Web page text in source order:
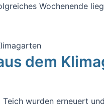
Wochenende
dem
wurden erneuert